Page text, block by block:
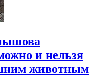
и нельзя
животным